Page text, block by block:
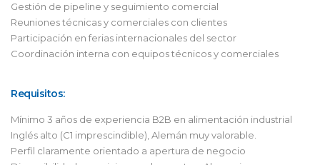
Gestión de pipeline y seguimiento comercial
Reuniones técnicas y comerciales con clientes
Participación en ferias internacionales del sector
Coordinación interna con equipos técnicos y comerciales
Requisitos:
Mínimo 3 años de experiencia B2B en alimentación industrial
Inglés alto (C1 imprescindible), Alemán muy valorable.
Perfil claramente orientado a apertura de negocio